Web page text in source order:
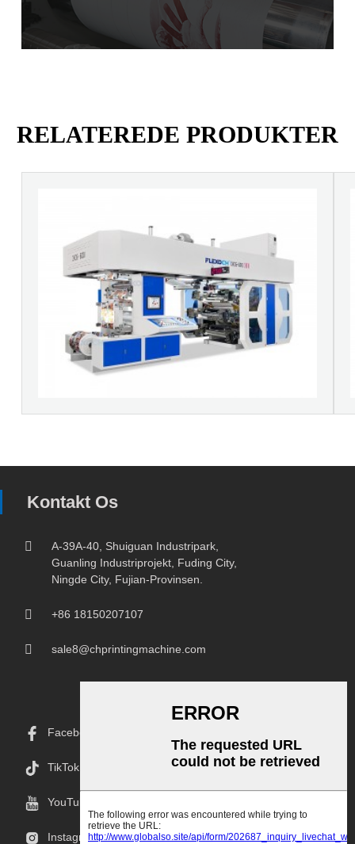
RELATEREDE PRODUKTER
Kontakt Os
A-39A-40, Shuiguan Industripark,
Guanling Industriprojekt, Fuding City,
Ningde City, Fujian-Provinsen.
+86 18150207107
sale8@chprintingmachine.com
Facebook
TikTok
YouTube
Instagram